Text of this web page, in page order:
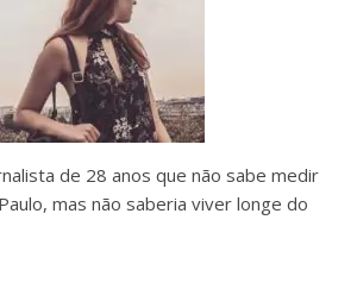
de 28 anos que não sabe medir
mas não saberia viver longe do